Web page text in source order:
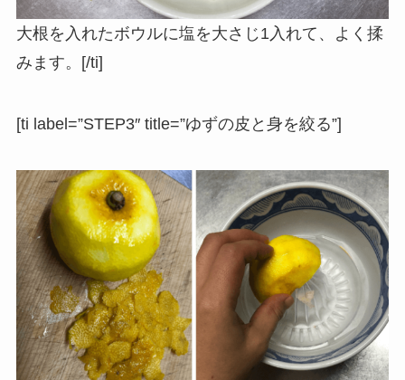
大根を入れたボウルに塩を大さじ1入れて、よく揉
みます。[/ti]
[ti label=”STEP3″ title=”ゆずの皮と身を絞る”]